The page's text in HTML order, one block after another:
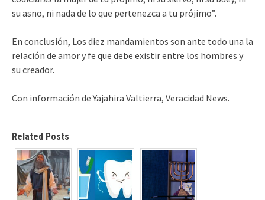
su asno, ni nada de lo que pertenezca a tu prójimo”.
En conclusión, Los diez mandamientos son ante todo una la
relación de amor y fe que debe existir entre los hombres y
su creador.
Con información de Yajahira Valtierra, Veracidad News.
Related Posts